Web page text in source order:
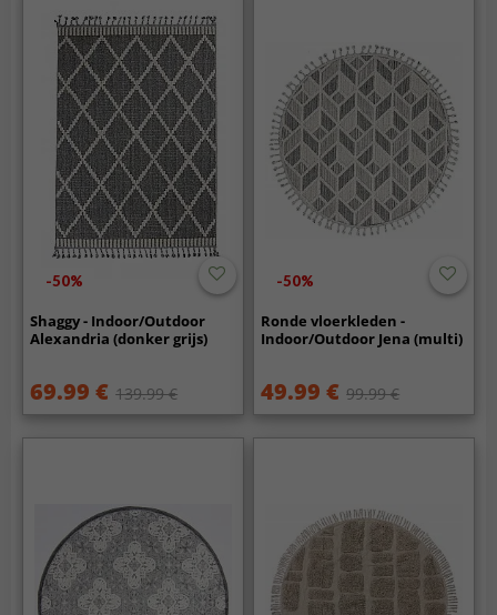
-50%
Shaggy - Indoor/Outdoor
Alexandria (donker grijs)
69.99 € 139.99 €
-50%
Ronde vloerkleden -
Indoor/Outdoor Jena (multi)
49.99 € 99.99 €